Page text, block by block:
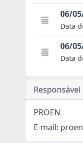
06/
Data
06/
Data
Responsável
PROEN
E-mail: